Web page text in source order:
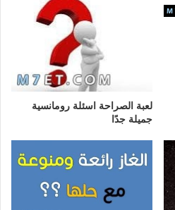
لعبة الصراحة اسئلة رومانسية
جميلة جدًا